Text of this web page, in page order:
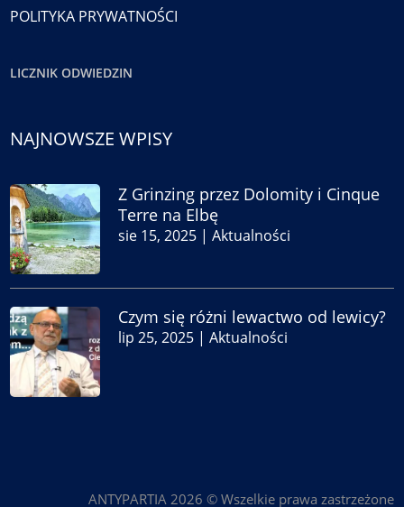
POLITYKA PRYWATNOŚCI
LICZNIK ODWIEDZIN
NAJNOWSZE WPISY
Z Grinzing przez Dolomity i Cinque
Terre na Elbę
sie 15, 2025 |Aktualności
Czym się różni lewactwo od lewicy?
lip 25, 2025 |Aktualności
ANTYPARTIA 2026 © Wszelkie prawa zastrzeżone